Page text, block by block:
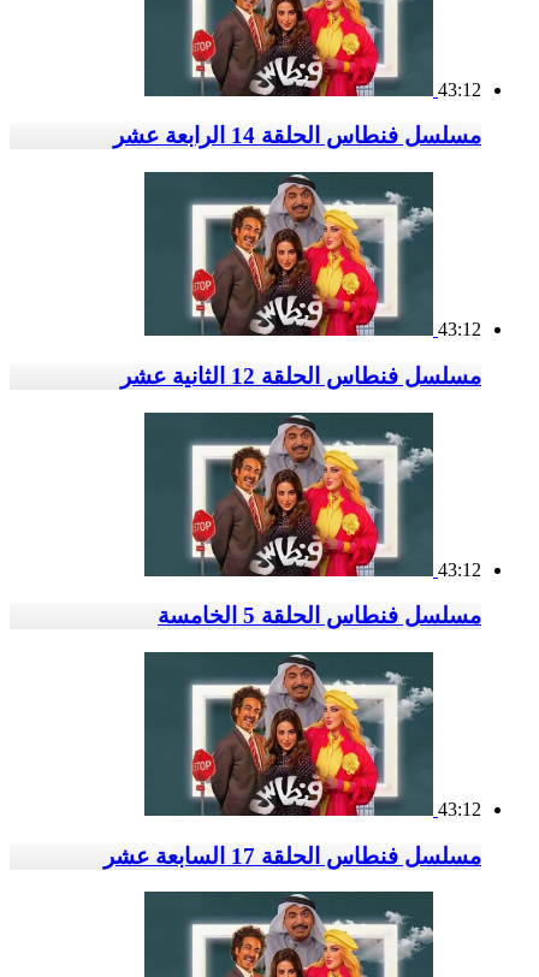
43:12
مسلسل فنطاس الحلقة 14 الرابعة عشر
43:12
مسلسل فنطاس الحلقة 12 الثانية عشر
43:12
مسلسل فنطاس الحلقة 5 الخامسة
43:12
مسلسل فنطاس الحلقة 17 السابعة عشر